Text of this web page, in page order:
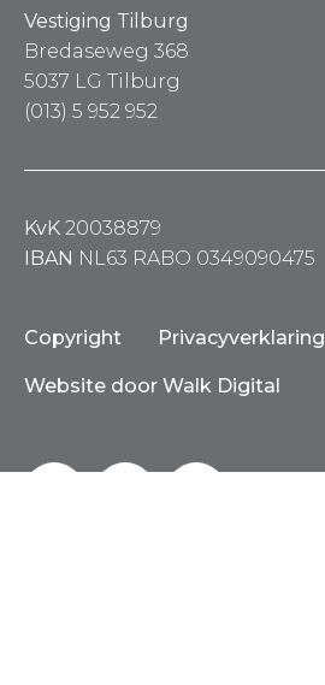
Vestiging Tilburg
Bredaseweg 368
5037 LG Tilburg
(013) 5 952 952
KvK 20038879
IBAN NL63 RABO 0349090475
Copyright Privacyverklaring
Website door Walk Digital